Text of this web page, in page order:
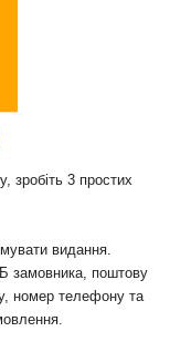
зробіть 3 простих
видання.
замовника, поштову
номер телефону та